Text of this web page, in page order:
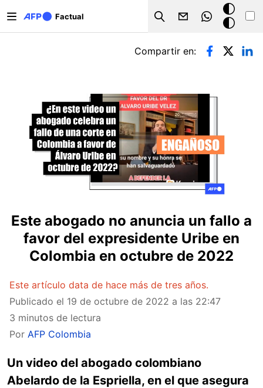
Factual
Search
Modo
oscuro
Solapas principales
Compartir en:
Este abogado no anuncia un fallo a
favor del expresidente Uribe en
Colombia en octubre de 2022
Este artículo data de hace más de tres años.
Publicado el 19 de octubre de 2022 a las 22:47
3 minutos de lectura
Por AFP Colombia
Un video del abogado colombiano
Abelardo de la Espriella, en el que asegura